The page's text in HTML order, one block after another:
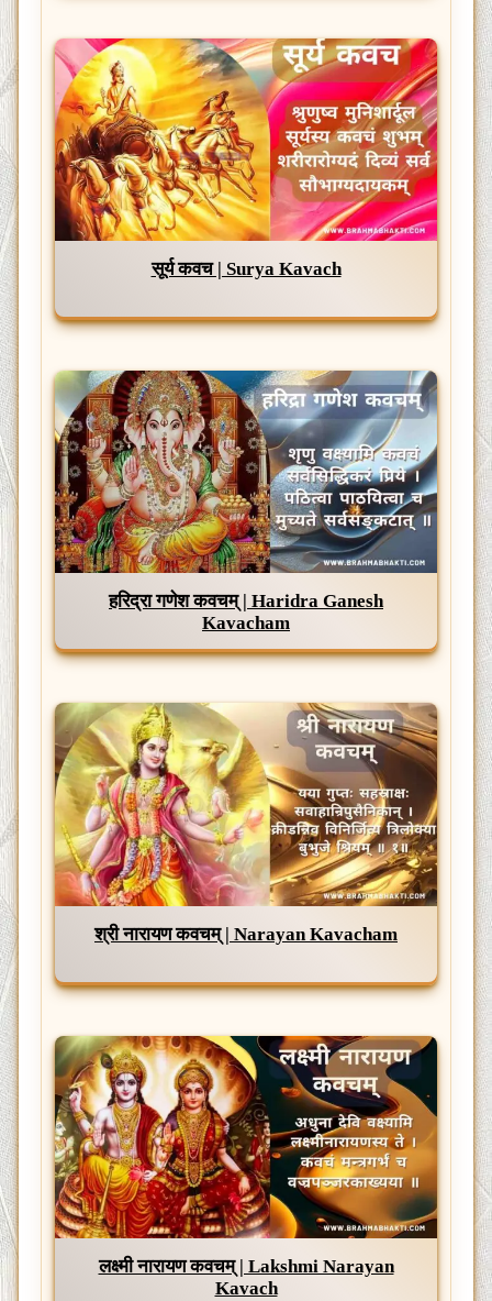
सूर्य कवच | Surya Kavach
हरिद्रा गणेश कवचम् | Haridra Ganesh
Kavacham
श्री नारायण कवचम् | Narayan Kavacham
लक्ष्मी नारायण कवचम् | Lakshmi Narayan
Kavach